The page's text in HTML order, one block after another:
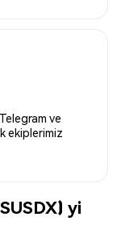
ve
ekiplerimiz
yi